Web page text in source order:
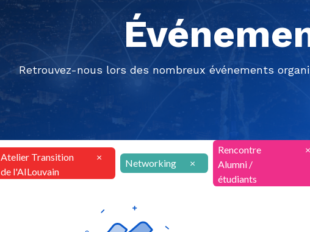
Retrouvez-nous lors des nombreux événements
Atelier Transition
de l'AILouvain
×
Networking ×
Rencontre
Alumni /
étudiants
×